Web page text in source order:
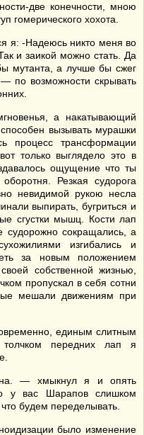
две конечности, мною
гомерического хохота.
я: -Надеюсь никто меня во
и заикой можно стать. Да
мутанта, а лучше бы сжег
по возможности скрывать
а накатывающий
вызывать мурашки
процесс трансформации
только выглядело это в
ощущение что ты
Резкая судорога
невидимой рукою несла
выпирать, бугриться и
сгустки мышц. Кости лап
судорожно сокращались, а
изгибались и
за новым положением
собственной жизнью,
пропускал в себя сотни
мешали движениям при
единым слитным
передних лап я
— хмыкнул я и опять
у вас Шарапов слишком
будем переделывать.
было изменение